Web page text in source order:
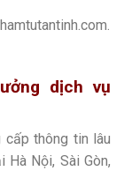
dịch vụ
thông tin lâu
Nội, Sài Gòn,